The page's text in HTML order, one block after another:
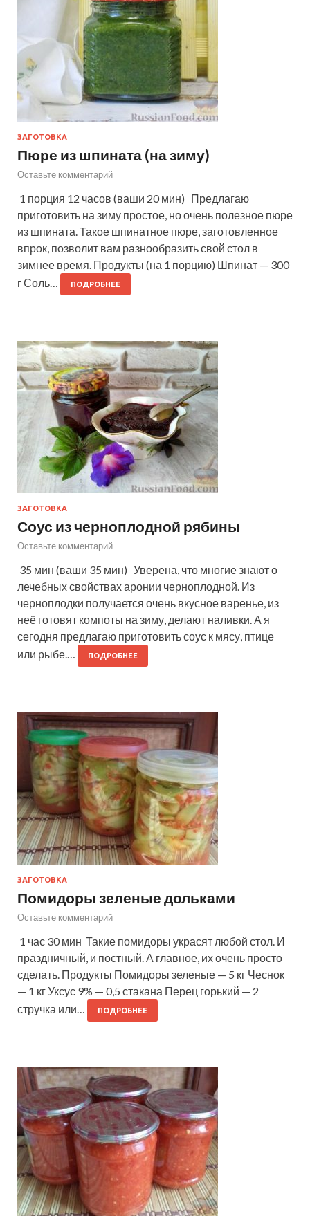
ЗАГОТОВКА
Пюре из шпината (на зиму)
Оставьте комментарий
1 порция 12 часов (ваши 20 мин) Предлагаю
приготовить на зиму простое, но очень полезное пюре
из шпината. Такое шпинатное пюре, заготовленное
впрок, позволит вам разнообразить свой стол в
зимнее время. Продукты (на 1 порцию) Шпинат — 300
г Соль…
ПОДРОБНЕЕ
ЗАГОТОВКА
Соус из черноплодной рябины
Оставьте комментарий
35 мин (ваши 35 мин) Уверена, что многие знают о
лечебных свойствах аронии черноплодной. Из
черноплодки получается очень вкусное варенье, из
неё готовят компоты на зиму, делают наливки. А я
сегодня предлагаю приготовить соус к мясу, птице
или рыбе.…
ПОДРОБНЕЕ
ЗАГОТОВКА
Помидоры зеленые дольками
Оставьте комментарий
1 час 30 мин Такие помидоры украсят любой стол. И
праздничный, и постный. А главное, их очень просто
сделать. Продукты Помидоры зеленые — 5 кг Чеснок
— 1 кг Уксус 9% — 0,5 стакана Перец горький — 2
стручка или…
ПОДРОБНЕЕ